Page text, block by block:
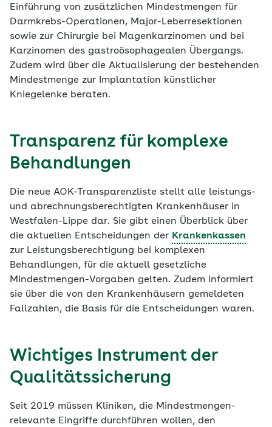
Einführung von zusätzlichen Mindestmengen für
Darmkrebs-Operationen, Major-Leberresektionen
sowie zur Chirurgie bei Magenkarzinomen und bei
Karzinomen des gastroösophagealen Übergangs.
Zudem wird über die Aktualisierung der bestehenden
Mindestmenge zur Implantation künstlicher
Kniegelenke beraten.
Transparenz für komplexe
Behandlungen
Die neue AOK-Transparenzliste stellt alle leistungs-
und abrechnungsberechtigten Krankenhäuser in
Westfalen-Lippe dar. Sie gibt einen Überblick über
die aktuellen Entscheidungen der Krankenkassen
zur Leistungsberechtigung bei komplexen
Behandlungen, für die aktuell gesetzliche
Mindestmengen-Vorgaben gelten. Zudem informiert
sie über die von den Krankenhäusern gemeldeten
Fallzahlen, die Basis für die Entscheidungen waren.
Wichtiges Instrument der
Qualitätssicherung
Seit 2019 müssen Kliniken, die Mindestmengen-
relevante Eingriffe durchführen wollen, den